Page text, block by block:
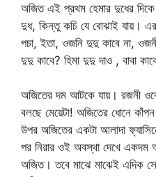
অজিত এই প্রথম হেমার দুধের দিকে
দুধ, কিন্তু কচি যে বোঝাই যায়।
পচা, ইতা, ওজনি দুদু কাবে না,
দুদু কাবে? হিমা দুদু দাও , বাবা
অজিতের দম আটকে যায়। রজনী
বলছে মেয়েটা! অজিতের ধোনে
উপর অজিতের একটা আলাদা
পর নিরার ওই অবস্থা দেখে
অজিত। তবে মাঝে মাঝেই এদিক